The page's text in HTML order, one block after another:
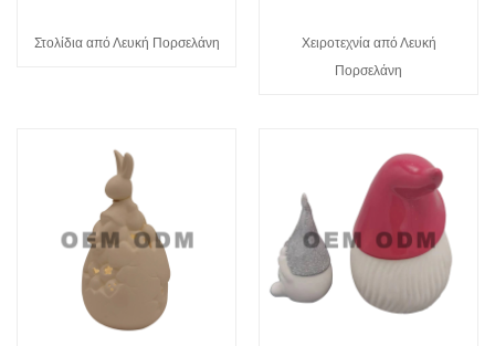
Στολίδια από Λευκή Πορσελάνη
Χειροτεχνία από Λευκή
Πορσελάνη